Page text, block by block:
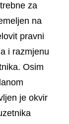
za
na
pravni
i razmjenu
Osim
je okvir